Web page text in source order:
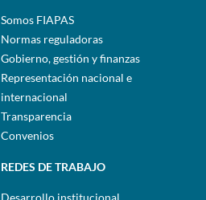
Somos FIAPAS
Normas reguladoras
Gobierno, gestión y finanzas
Representación nacional e
internacional
Transparencia
Convenios
REDES DE TRABAJO
Desarrollo institucional